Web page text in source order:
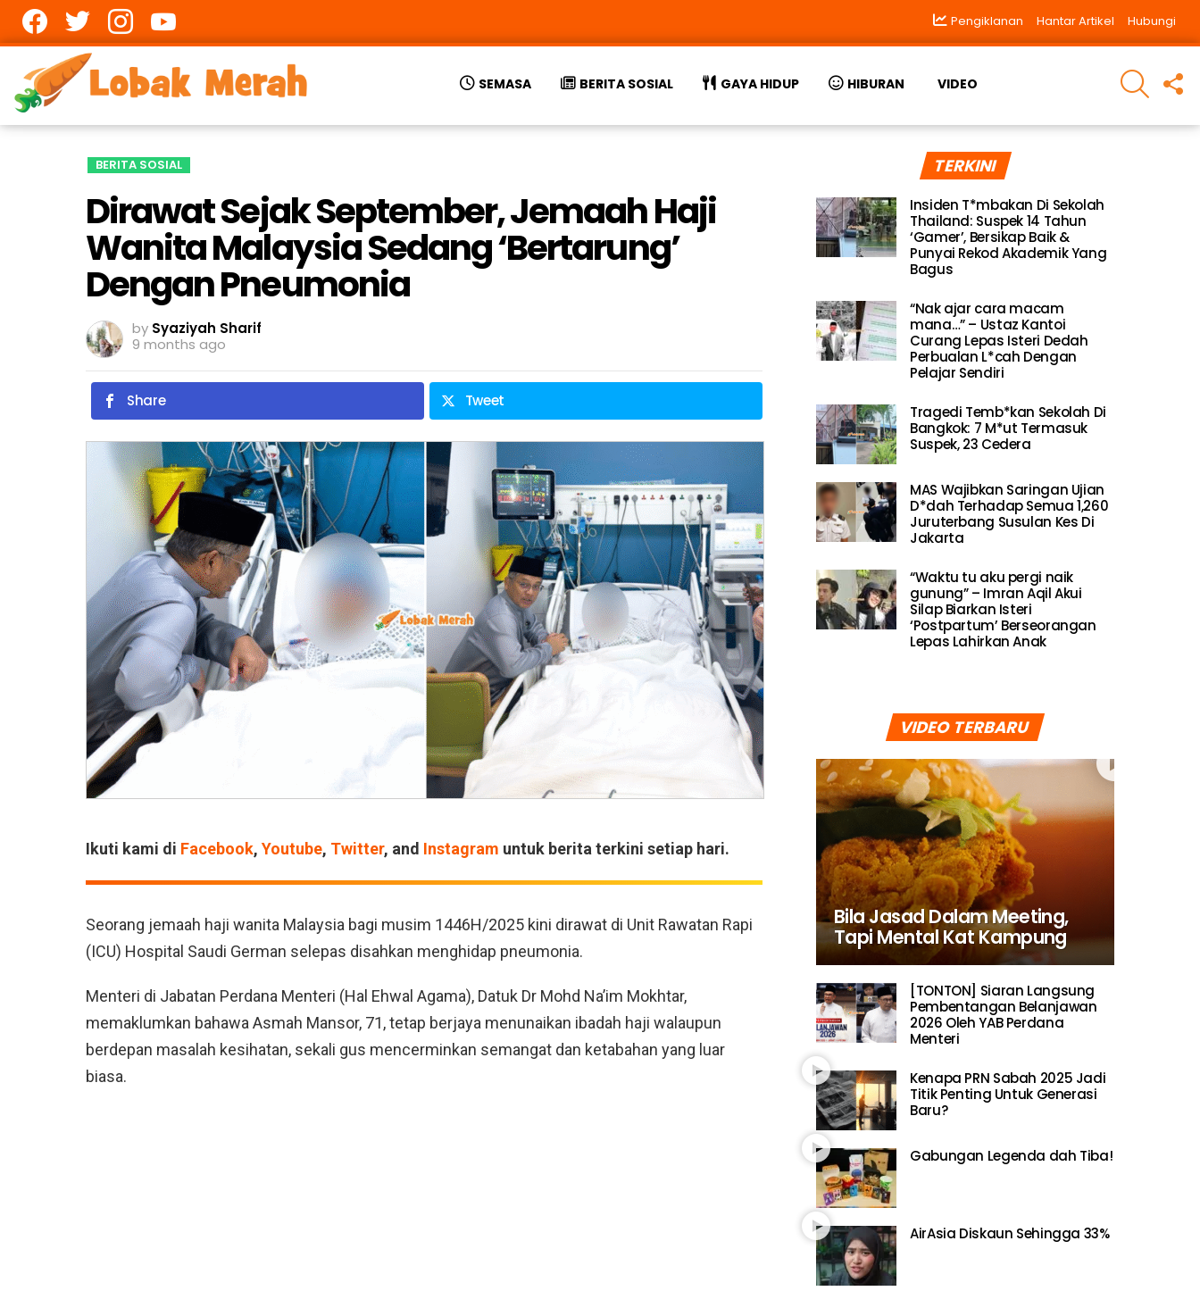
Pengiklanan Hantar Artikel Hubungi
SEMASA BERITA SOSIAL GAYA HIDUP HIBURAN VIDEO
SEARCH
BERITA SOSIAL
Dirawat Sejak September, Jemaah Haji
Wanita Malaysia Sedang ‘Bertarung’
Dengan Pneumonia
by Syaziyah Sharif
9 months ago
Share Tweet
Ikuti kami di Facebook, Youtube, Twitter, and Instagram untuk berita terkini setiap hari.
Seorang jemaah haji wanita Malaysia bagi musim 1446H/2025 kini dirawat di Unit Rawatan Rapi
(ICU) Hospital Saudi German selepas disahkan menghidap pneumonia.
Menteri di Jabatan Perdana Menteri (Hal Ehwal Agama), Datuk Dr Mohd Na’im Mokhtar,
memaklumkan bahawa Asmah Mansor, 71, tetap berjaya menunaikan ibadah haji walaupun
berdepan masalah kesihatan, sekali gus mencerminkan semangat dan ketabahan yang luar
biasa.
TERKINI
Insiden T*mbakan Di Sekolah
Thailand: Suspek 14 Tahun
‘Gamer’, Bersikap Baik &
Punyai Rekod Akademik Yang
Bagus
“Nak ajar cara macam
mana…” – Ustaz Kantoi
Curang Lepas Isteri Dedah
Perbualan L*cah Dengan
Pelajar Sendiri
Tragedi Temb*kan Sekolah Di
Bangkok: 7 M*ut Termasuk
Suspek, 23 Cedera
MAS Wajibkan Saringan Ujian
D*dah Terhadap Semua 1,260
Juruterbang Susulan Kes Di
Jakarta
“Waktu tu aku pergi naik
gunung” – Imran Aqil Akui
Silap Biarkan Isteri
‘Postpartum’ Berseorangan
Lepas Lahirkan Anak
VIDEO TERBARU
Bila Jasad Dalam Meeting,
Tapi Mental Kat Kampung
[TONTON] Siaran Langsung
Pembentangan Belanjawan
2026 Oleh YAB Perdana
Menteri
Kenapa PRN Sabah 2025 Jadi
Titik Penting Untuk Generasi
Baru?
Gabungan Legenda dah Tiba!
AirAsia Diskaun Sehingga 33%